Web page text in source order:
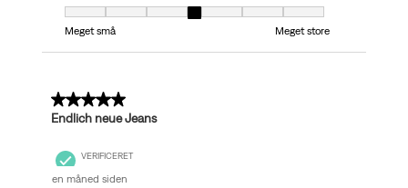
Pasform, 4 ud af 7, hvor 1 er lig med Meget små og 7 er lig med Meget
Meget små
Meget store
5 ud af 5 stjerner.
Endlich neue Jeans
VERIFICERET
en måned siden